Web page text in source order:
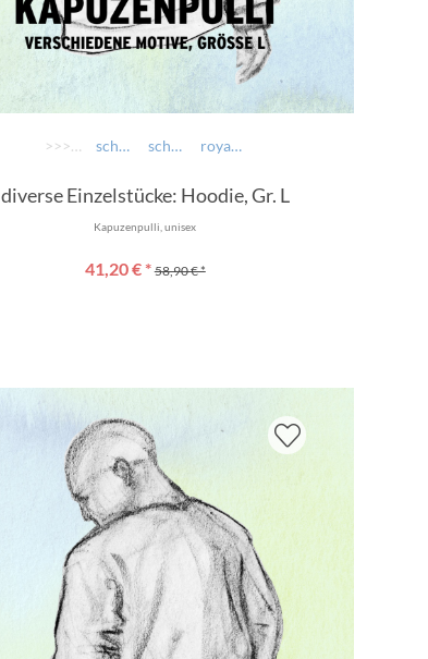
>>>> AUSWÄHLEN >>>> schwarz: Da ganze Bua a Depp schwarz: Sers royal: Da ganze Bua a Depp
diverse Einzelstücke: Hoodie, Gr. L
Kapuzenpulli, unisex
41,20 € * 58,90 € *